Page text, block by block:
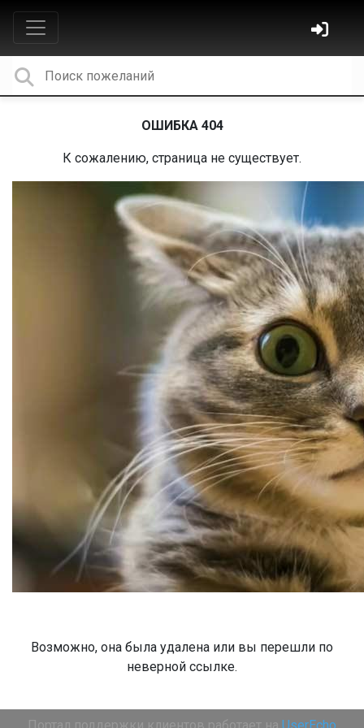
ОШИБКА 404
К сожалению, страница не существует.
Возможно, она была удалена или вы перешли по
неверной ссылке.